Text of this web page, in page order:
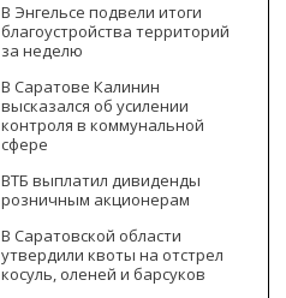
В Энгельсе подвели итоги
благоустройства территорий
за неделю
В Саратове Калинин
высказался об усилении
контроля в коммунальной
сфере
ВТБ выплатил дивиденды
розничным акционерам
В Саратовской области
утвердили квоты на отстрел
косуль, оленей и барсуков